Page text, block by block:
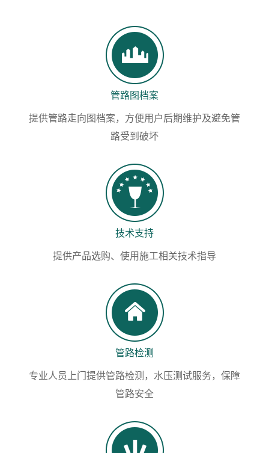
管路图档案
提供管路走向图档案，方便用户后期维护及避免管
路受到破坏
技术支持
提供产品选购、使用施工相关技术指导
管路检测
专业人员上门提供管路检测，水压测试服务，保障
管路安全